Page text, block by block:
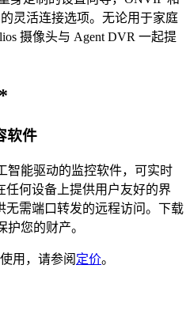
灵活连接选项。无论用于家庭
摄像头与 Agent DVR 一起提
软件
智能驱动的监控软件，可实时
何设备上提供用户友好的界
无需端口转发的远程访问。下载
护您的财产。
用，请参阅 定价。